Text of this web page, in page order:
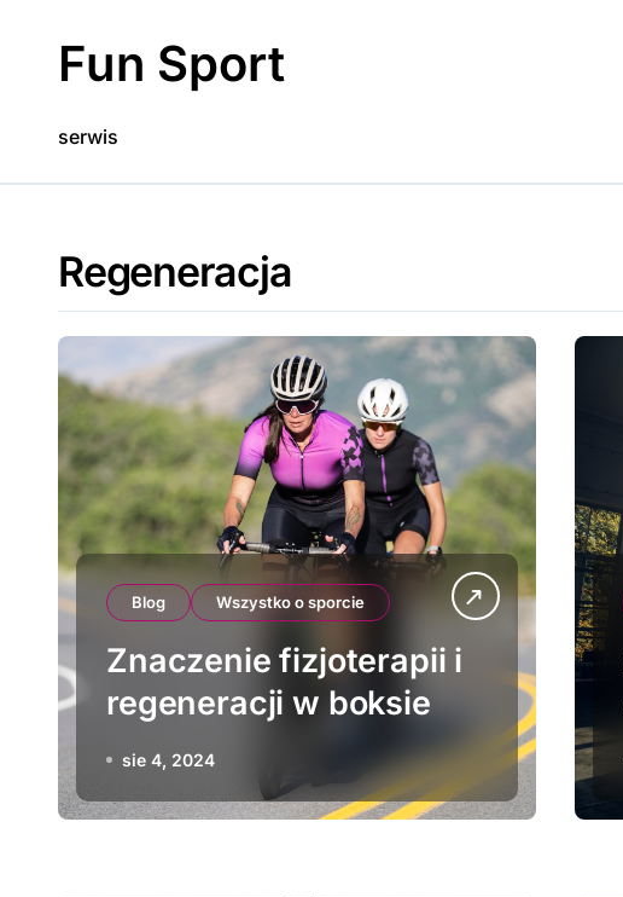
contentFun Sport
serwis
Regeneracja
Blog Wszystko o sporcie
Znaczenie fizjoterapii i
regeneracji w boksie
sie 4, 2024